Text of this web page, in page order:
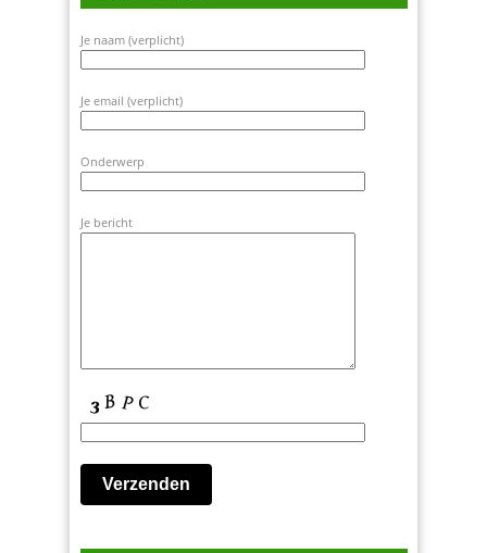
Je naam (verplicht)
Je email (verplicht)
Onderwerp
Je bericht